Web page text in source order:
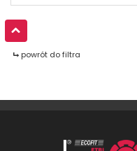
powrót do filtra